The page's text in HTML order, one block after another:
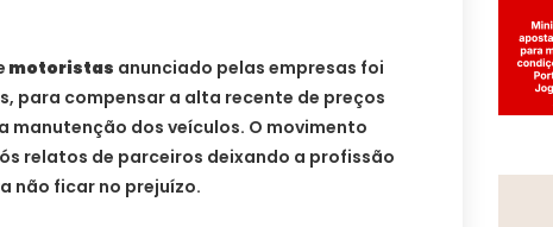
motoristas anunciado pelas empresas foi
para compensar a alta recente de preços
manutenção dos veículos. O movimento
relatos de parceiros deixando a profissão
não ficar no prejuízo.